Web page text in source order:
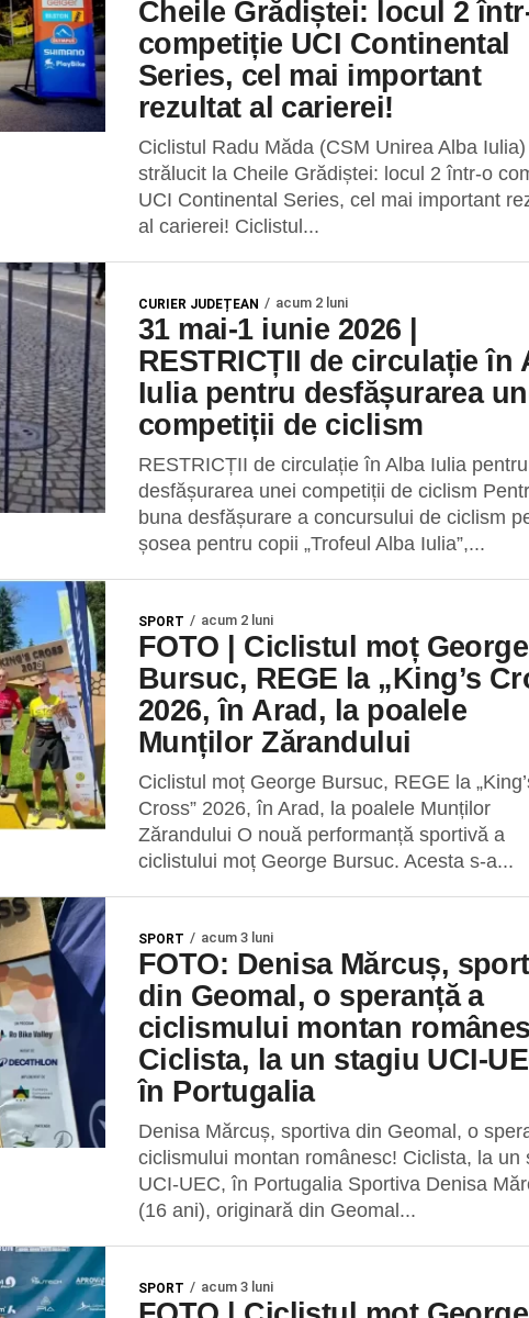
Cheile Grădiștei: locul 2
competiție UCI Continental
Series, cel mai important
rezultat al carierei!
Ciclistul Radu Măda (CSM Unirea Alba
strălucit la Cheile Grădiștei: locul 2 într-o
UCI Continental Series, cel mai important
al carierei! Ciclistul...
CURIER JUDEȚEAN acum 2 luni
31 mai-1 iunie 2026 |
RESTRICȚII de circulație în
Iulia pentru desfășurarea
competiții de ciclism
RESTRICȚII de circulație în Alba Iulia pentru
desfășurarea unei competiții de ciclism
buna desfășurare a concursului de ciclism
șosea pentru copii „Trofeul Alba Iulia”,...
SPORT acum 2 luni
FOTO | Ciclistul moț George
Bursuc, REGE la „King’s
2026, în Arad, la poalele
Munților Zărandului
Ciclistul moț George Bursuc, REGE la
Cross” 2026, în Arad, la poalele Munților
Zărandului O nouă performanță sportivă a
ciclistului moț George Bursuc. Acesta s-a...
SPORT acum 3 luni
FOTO: Denisa Mărcuș,
din Geomal, o speranță a
ciclismului montan
Ciclista, la un stagiu UCI-
în Portugalia
Denisa Mărcuș, sportiva din Geomal, o
ciclismului montan românesc! Ciclista, la un
UCI-UEC, în Portugalia Sportiva Denisa
(16 ani), originară din Geomal...
SPORT acum 3 luni